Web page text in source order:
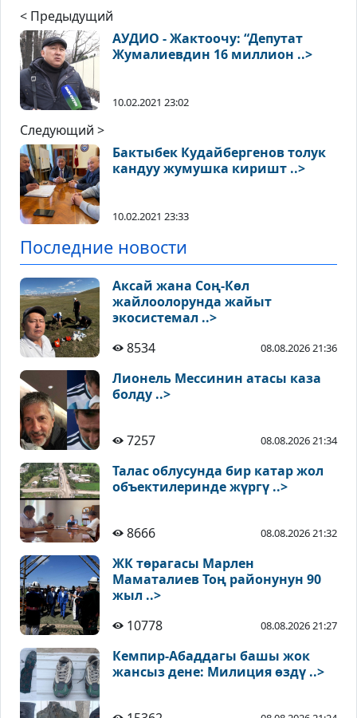
< Предыдущий
АУДИО - Жактоочу: “Депутат
Жумалиевдин 16 миллион ..>
10.02.2021 23:02
Следующий >
Бактыбек Кудайбергенов толук
кандуу жумушка киришт ..>
10.02.2021 23:33
Последние новости
Аксай жана Соң-Көл
жайлоолорунда жайыт
экосистемал ..>
8534
08.08.2026 21:36
Лионель Мессинин атасы каза
болду ..>
7257 08.08.2026 21:34
Талас облусунда бир катар жол
объектилеринде жүргү ..>
8666 08.08.2026 21:32
ЖК төрагасы Марлен
Маматалиев Тоң районунун 90
жыл ..>
10778
08.08.2026 21:27
Кемпир-Абаддагы башы жок
жансыз дене: Милиция өздү ..>